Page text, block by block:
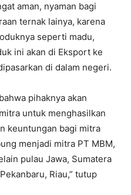
aman, nyaman bagi
ternak lainya, karena
seperti madu,
ini akan di Eksport ke
di dalam negeri.
pihaknya akan
untuk menghasilkan
keuntungan bagi mitra
menjadi mitra PT MBM,
pulau Jawa, Sumatera
Riau,” tutup